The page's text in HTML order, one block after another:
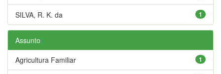
1
SILVA, R. K. da
Assunto
1
Agricultura Familiar